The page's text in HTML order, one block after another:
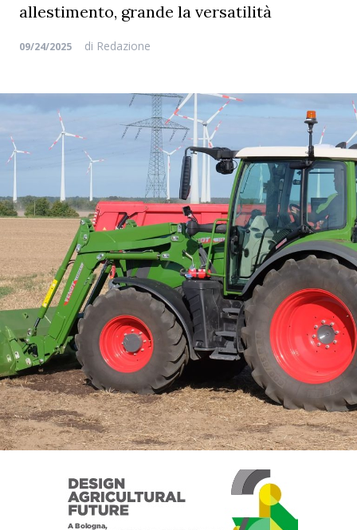
allestimento, grande la versatilità
09/24/2025 di Redazione